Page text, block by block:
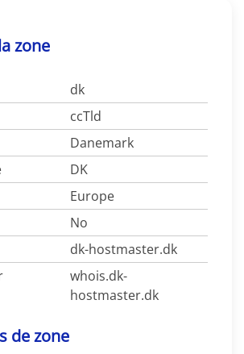
zone
dk
ccTld
Danemark
DK
Europe
No
dk-hostmaster.dk
whois.dk-
hostmaster.dk
de zone